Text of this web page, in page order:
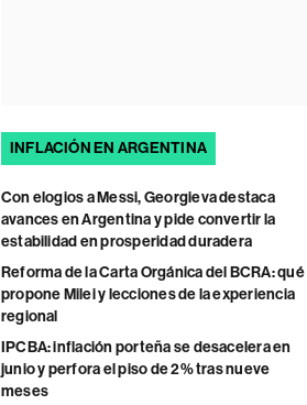
INFLACIÓN EN ARGENTINA
Con elogios a Messi, Georgieva destaca
avances en Argentina y pide convertir la
estabilidad en prosperidad duradera
Reforma de la Carta Orgánica del BCRA: qué
propone Milei y lecciones de la experiencia
regional
IPCBA: inflación porteña se desacelera en
junio y perfora el piso de 2% tras nueve
meses